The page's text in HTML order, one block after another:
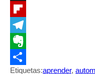
Flipboard
Telegram
Evernote
Etiquetas:aprender,